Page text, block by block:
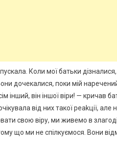
Коли мої батьки
дочекалися, поки мій
інший, він іншої віри! — кричав
від них такої реаkції, але
свою віру, ми живемо в злагоді
що ми не спілкуємося. Вони